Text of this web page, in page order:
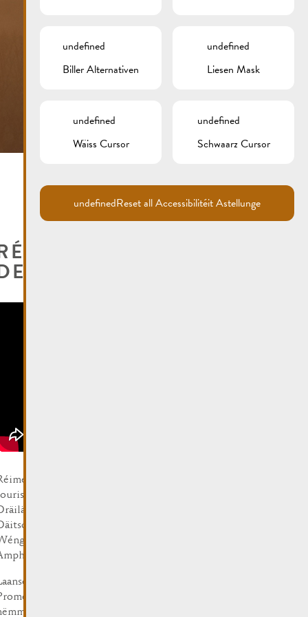
PÄREL VUN
MUSEL
– d’Pärel vun der Musel – ass eng kleng
Stad op der europäescher Strooss am
tëscht Lëtzebuerg, Frankräich an
De wonnerschéine Panorama vu
a Bëscher ëmkreest d’Stad wéi en
de Bord vun der Musel féiert eng 3 km laang
mat Bierken a Kiischtebeem, déi méi wéi
invitéiert fir en Tierchen ze flanéieren!
undefined
Biller Alternativen
undefined
Liesen Mask
undefined
Wäiss Cursor
undefined
Schwaarz Cursor
undefinedReset all Accessibilitéit Astellunge